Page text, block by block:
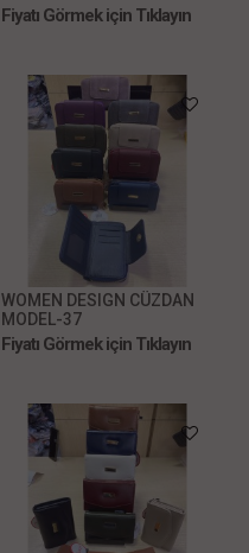
Fiyatı Görmek için Tıklayın
WOMEN DESIGN CÜZDAN
MODEL-37
Fiyatı Görmek için Tıklayın